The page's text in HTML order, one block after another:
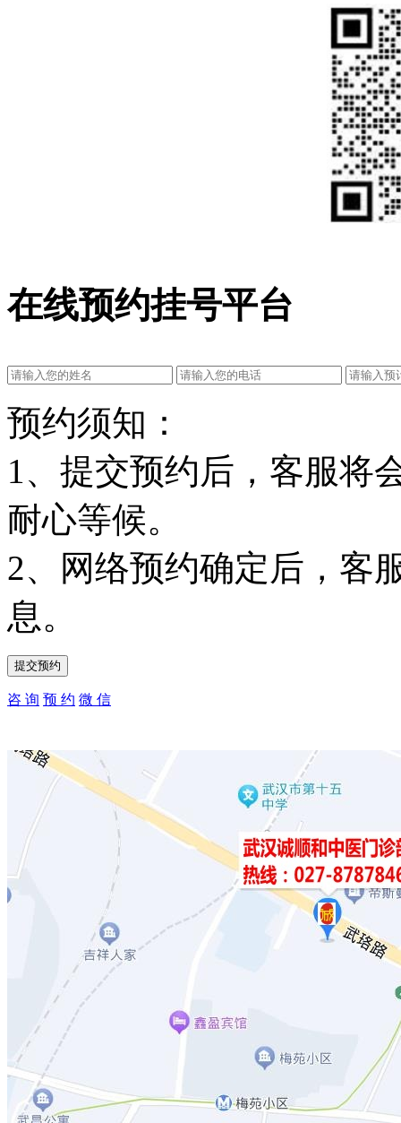
在线预约挂号平台
预约须知：
1、提交预约后，客服将
耐心等候。
2、网络预约确定后，客
息。
咨 询 预 约 微 信